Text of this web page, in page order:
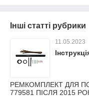
Інші статті рубрики
11.05.2023
РЕМКОМПЛЕКТ ДЛЯ
779581 ПІСЛЯ 2015